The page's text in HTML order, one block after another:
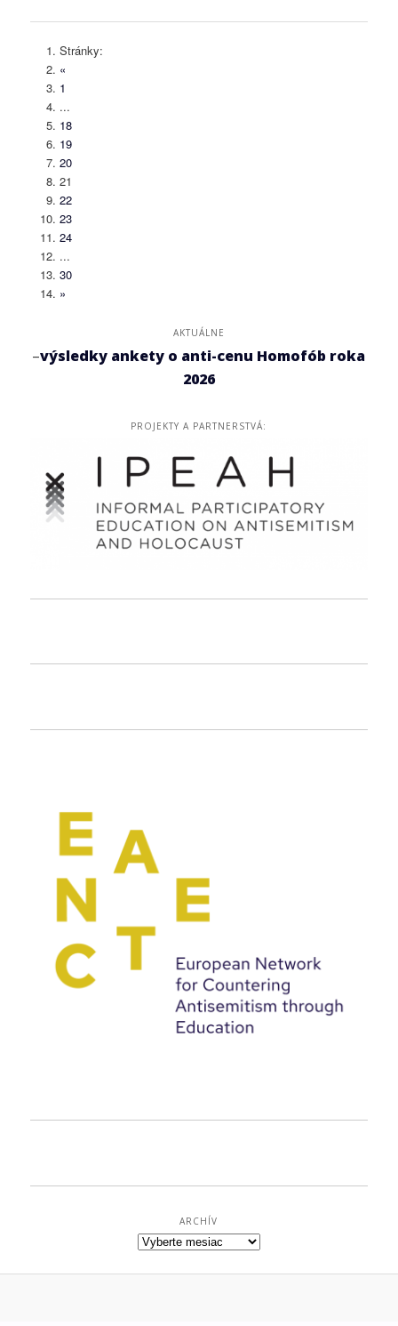
Stránky:
«
1
...
18
19
20
21
22
23
24
...
30
»
AKTUÁLNE
–výsledky ankety o anti-cenu Homofób roka
2026
PROJEKTY A PARTNERSTVÁ:
ARCHÍV
Archív